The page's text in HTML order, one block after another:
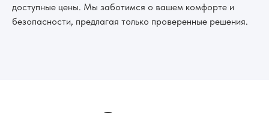
доступные цены. Мы заботимся о вашем комфорте и
безопасности, предлагая только проверенные решения.